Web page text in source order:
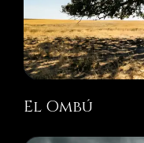
El Ombú